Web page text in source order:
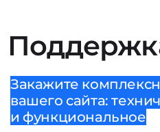
Закажите
вашего сайта:
и функциональное